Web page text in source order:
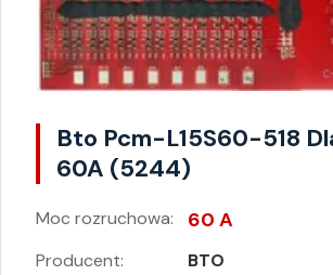
Bto Pcm-L15S60-518
60A (5244)
Moc rozruchowa: 60 A
Producent: BTO